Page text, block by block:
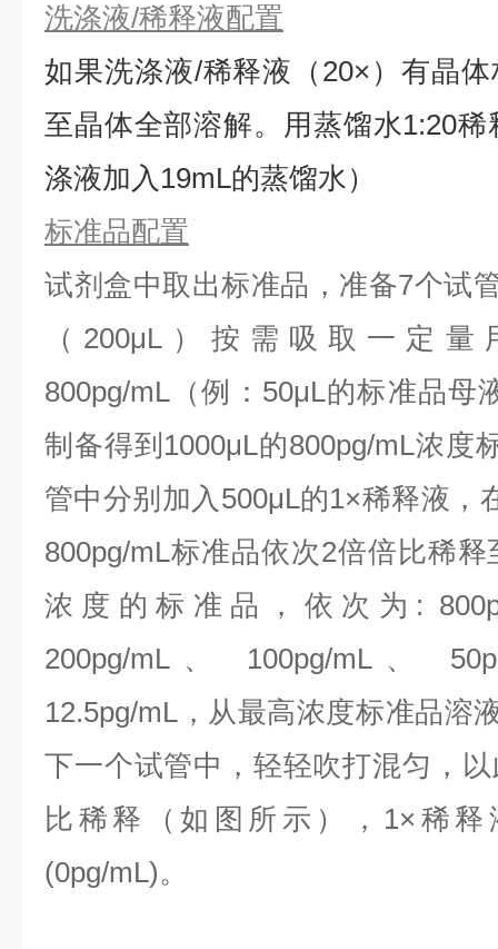
洗涤液/稀释液配置
如果洗涤液/稀释液（20×）有晶
⾄晶体全部溶解。用蒸馏水1:20
涤液加入19mL的蒸馏水）
标准品配置
试剂盒中取出标准品，准备7个试
（200μL）按需吸取一定
800pg/mL（例：50μL的标准品母
制备得到1000μL的800pg/mL浓度
管中分别加入500μL的1×稀释液，
800pg/mL标准品依次2倍倍比稀
浓度的标准品，依次为:
200pg/mL、 100pg/mL、
12.5pg/mL， 从最高浓度标准品溶
下一个试管中，轻轻吹打混匀，
比稀释（如图所示），1×稀
(0pg/mL)。